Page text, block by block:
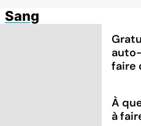
Sang
faire
À
à